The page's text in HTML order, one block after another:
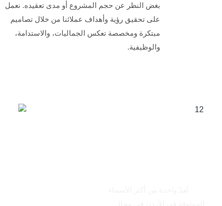
بغض النظر عن حجم المشروع أو مدى تعقيده. نعمل
على تحقيق رؤية وأهداف عملائنا من خلال تصاميم
مبتكرة ومخصصة تعكس الجماليات، والاستدامة،
والوظيفية.